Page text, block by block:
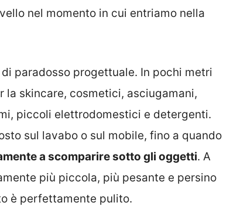
nel momento in cui entriamo nella
paradosso progettuale. In pochi metri
skincare, cosmetici, asciugamani,
piccoli elettrodomestici e detergenti.
sul lavabo o sul mobile, fino a quando
a scomparire sotto gli oggetti. A
più piccola, più pesante e persino
è perfettamente pulito.